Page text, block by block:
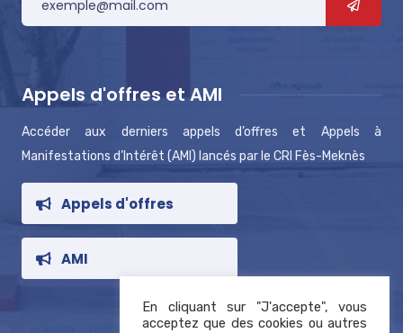
Appels d'offres et AMI
Accéder aux derniers appels d’offres et Appels à
Manifestations d’Intérêt (AMI) lancés par le CRI Fès-Meknès
Appels d'offres
AMI
En cliquant sur "J'accepte", vous
acceptez que des cookies ou autres